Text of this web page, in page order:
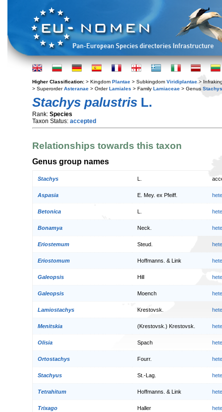
Higher Classification: > Kingdom Plantae > Subkingdom Viridiplantae >
> SuperorderAsteranae > OrderLamiales > Family Lamiaceae > Genus Stachys
Stachys palustris L.
Rank: Species
Taxon Status: accepted
Relationships towards this taxon
Genus group names
Stachys
Aspasia E. Mey. ex Pfeiff.
Betonica
Bonamya Neck.
Eriostemum Steud.
Eriostomum Hoffmanns. & Link
Galeopsis Hill
Galeopsis Moench
Lamiostachys Krestovsk.
Menitskia (Krestovsk.) Krestovsk.
Olisia Spach
Ortostachys Fourr.
Stachyus St.-Lag.
Tetrahitum Hoffmanns. & Link
Trixago Haller